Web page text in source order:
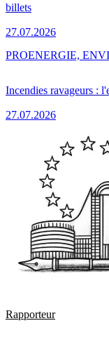
billets
27.07.2026
Incendies ravageurs :
27.07.2026
PROENERGIE,
Rapporteur